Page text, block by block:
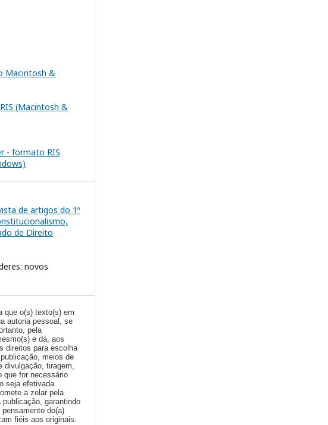
Macintosh &
(Macintosh &
- formato RIS
de artigos do 1º
de Direito
novos
que o(s) texto(s) em
autoria pessoal, se
pela
e dá, aos
direitos para escolha
meios de
divulgação, tiragem,
que for necessário
seja efetivada.
a zelar pela
publicação, garantindo
do(a)
fiéis aos originais.